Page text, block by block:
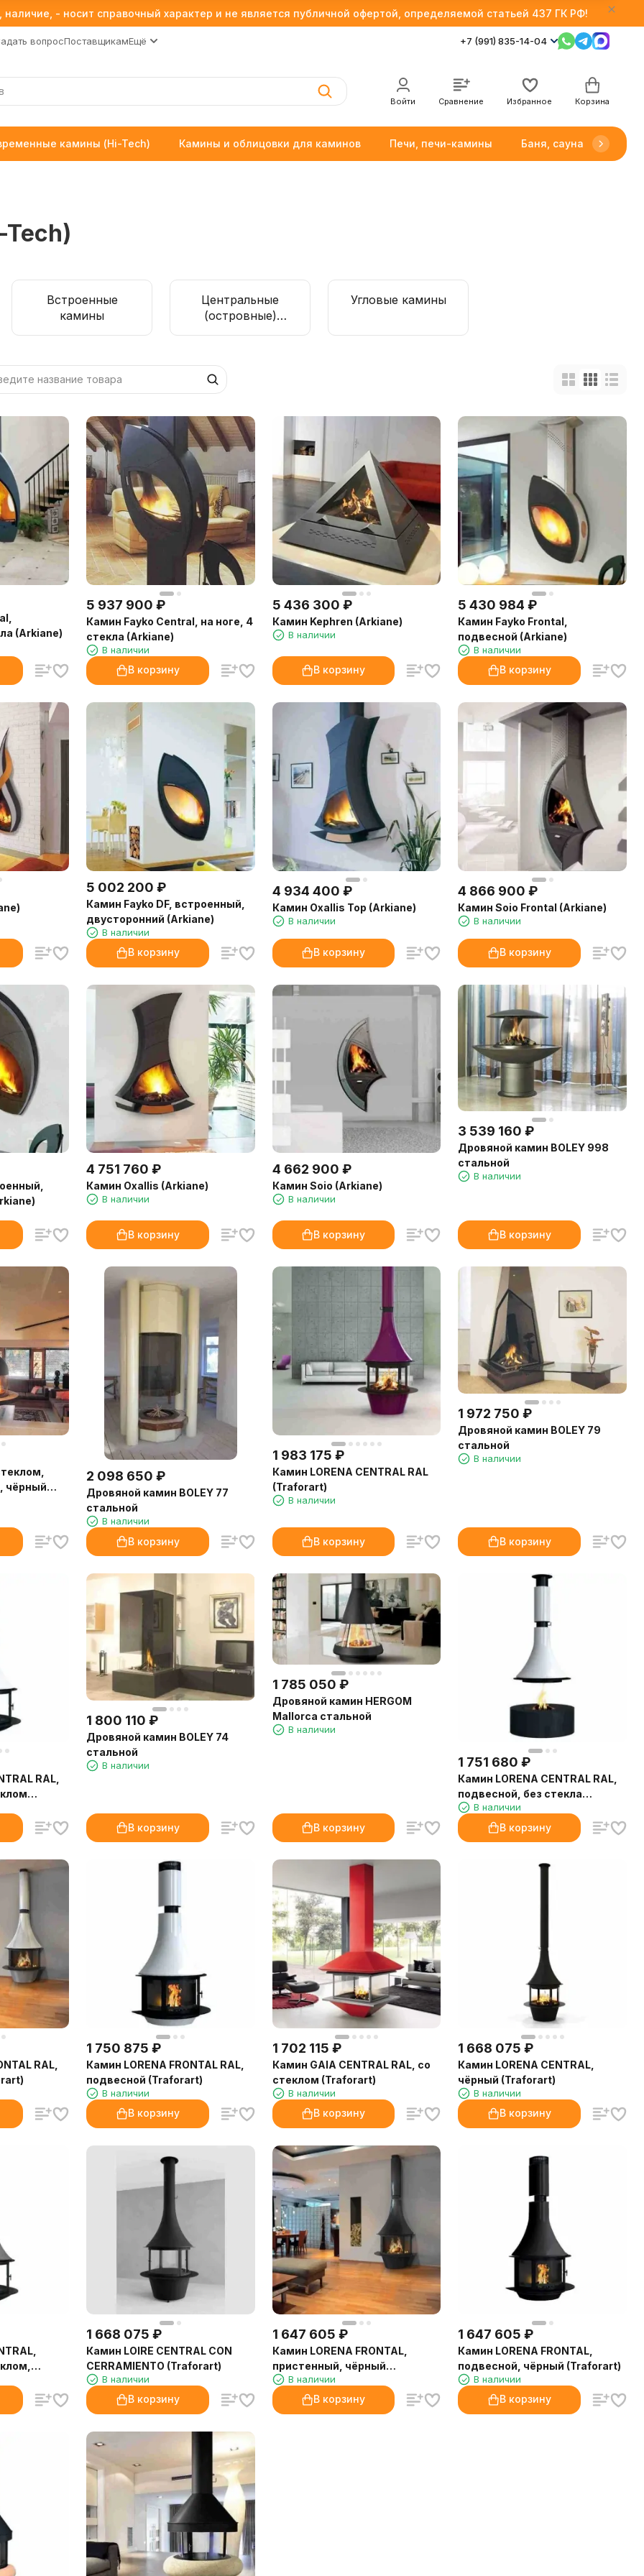
- носит справочный характер и не является публичной офертой, определяемой статьей 437 ГК РФ!
вопросПоставщикамЕщё +7 (991) 835-14-04
Войти Сравнение Избранное Корзина
камины (Hi-Tech) Камины и облицовки для каминов Печи, печи-камины Баня, сауна
Встроенные
камины
Центральные
(островные)
камины
Угловые камины
(Arkiane)
5 937 900 ₽
Камин Fayko Central, на ноге, 4
стекла (Arkiane)
В наличии
В корзину
5 436 300 ₽
Камин Kephren (Arkiane)
В наличии
В корзину
5 430 984 ₽
Камин Fayko Frontal,
подвесной (Arkiane)
В наличии
В корзину
5 002 200 ₽
Камин Fayko DF, встроенный,
двусторонний (Arkiane)
В наличии
В корзину
4 934 400 ₽
Камин Oxallis Top (Arkiane)
В наличии
В корзину
4 866 900 ₽
Камин Soio Frontal (Arkiane)
В наличии
В корзину
4 751 760 ₽
Камин Oxallis (Arkiane)
В наличии
В корзину
4 662 900 ₽
Камин Soio (Arkiane)
В наличии
В корзину
3 539 160 ₽
Дровяной камин BOLEY 998
стальной
В наличии
В корзину
чёрный
2 098 650 ₽
Дровяной камин BOLEY 77
стальной
В наличии
В корзину
1 983 175 ₽
Камин LORENA CENTRAL RAL
(Traforart)
В наличии
В корзину
1 972 750 ₽
Дровяной камин BOLEY 79
стальной
В наличии
В корзину
RAL,
1 800 110 ₽
Дровяной камин BOLEY 74
стальной
В наличии
В корзину
1 785 050 ₽
Дровяной камин HERGOM
Mallorca стальной
В наличии
В корзину
1 751 680 ₽
Камин LORENA CENTRAL RAL,
подвесной, без стекла
(Traforart)
В наличии
В корзину
RAL,
1 750 875 ₽
Камин LORENA FRONTAL RAL,
подвесной (Traforart)
В наличии
В корзину
1 702 115 ₽
Камин GAIA CENTRAL RAL, со
стеклом (Traforart)
В наличии
В корзину
1 668 075 ₽
Камин LORENA CENTRAL,
чёрный (Traforart)
В наличии
В корзину
1 668 075 ₽
Камин LOIRE CENTRAL CON
CERRAMIENTO (Traforart)
В наличии
В корзину
1 647 605 ₽
Камин LORENA FRONTAL,
пристенный, чёрный
(Traforart)
В наличии
В корзину
1 647 605 ₽
Камин LORENA FRONTAL,
подвесной, чёрный (Traforart)
В наличии
В корзину